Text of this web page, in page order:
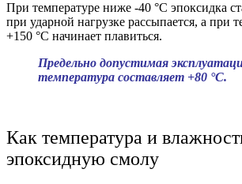
При температуре ниже -40 °С эпоксидка
при ударной нагрузке рассыпается, а при
+150 °С начинает плавиться.
Предельно допустимая
температура составляет +80 °C.
Как температура и
эпоксидную смолу